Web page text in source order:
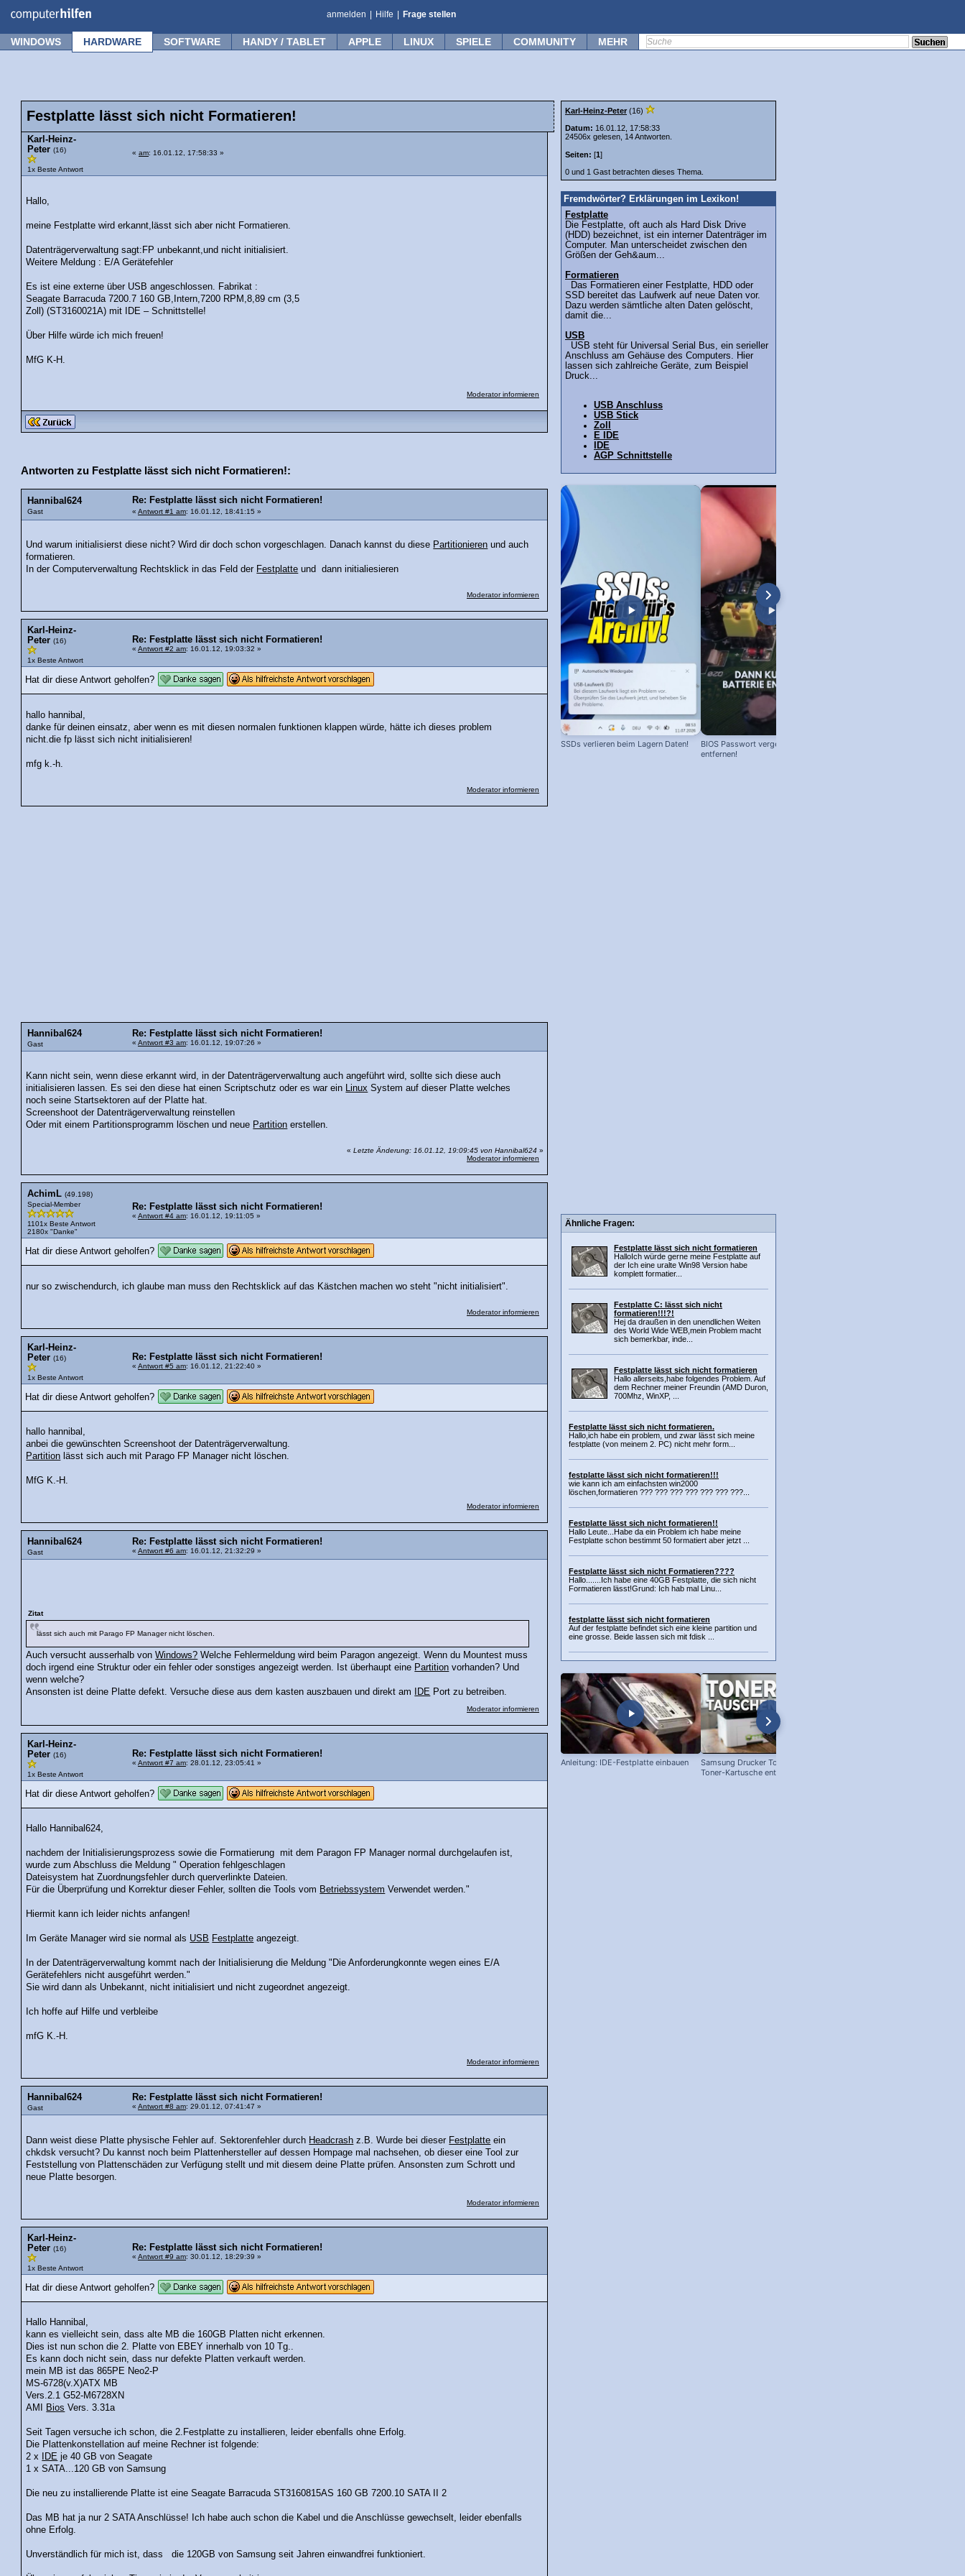
anmelden Hilfe Frage stellen
WINDOWS HARDWARE SOFTWARE HANDY / TABLET APPLE LINUX SPIELE COMMUNITY MEHR
Festplatte lässt sich nicht Formatieren!
Karl-Heinz-
Peter (16)
1x Beste Antwort
« am: 16.01.12, 17:58:33 »
Hallo,
meine Festplatte wird erkannt,lässt sich aber nicht Formatieren.
Datenträgerverwaltung sagt:FP unbekannt,und nicht initialisiert.
Weitere Meldung : E/A Gerätefehler
Es ist eine externe über USB angeschlossen. Fabrikat :
Seagate Barracuda 7200.7 160 GB,Intern,7200 RPM,8,89 cm (3,5
Zoll) (ST3160021A) mit IDE – Schnittstelle!
Über Hilfe würde ich mich freuen!
MfG K-H.
Moderator informieren
Antworten zu Festplatte lässt sich nicht Formatieren!:
Hannibal624
Gast
Re: Festplatte lässt sich nicht Formatieren!
« Antwort #1 am: 16.01.12, 18:41:15 »
Und warum initialisierst diese nicht? Wird dir doch schon vorgeschlagen. Danach kannst du diese Partitionieren und auch
formatieren.
In der Computerverwaltung Rechtsklick in das Feld der Festplatte und dann initialiesieren
Moderator informieren
Karl-Heinz-
Peter (16)
1x Beste Antwort
Re: Festplatte lässt sich nicht Formatieren!
« Antwort #2 am: 16.01.12, 19:03:32 »
Hat dir diese Antwort geholfen?
hallo hannibal,
danke für deinen einsatz, aber wenn es mit diesen normalen funktionen klappen würde, hätte ich dieses problem
nicht.die fp lässt sich nicht initialisieren!
mfg k.-h.
Moderator informieren
Hannibal624
Gast
Re: Festplatte lässt sich nicht Formatieren!
« Antwort #3 am: 16.01.12, 19:07:26 »
Kann nicht sein, wenn diese erkannt wird, in der Datenträgerverwaltung auch angeführt wird, sollte sich diese auch
initialisieren lassen. Es sei den diese hat einen Scriptschutz oder es war ein Linux System auf dieser Platte welches
noch seine Startsektoren auf der Platte hat.
Screenshoot der Datenträgerverwaltung reinstellen
Oder mit einem Partitionsprogramm löschen und neue Partition erstellen.
« Letzte Änderung: 16.01.12, 19:09:45 von Hannibal624 »
Moderator informieren
AchimL (49.198)
Special-Member
1101x Beste Antwort
2180x "Danke"
Re: Festplatte lässt sich nicht Formatieren!
« Antwort #4 am: 16.01.12, 19:11:05 »
Hat dir diese Antwort geholfen?
nur so zwischendurch, ich glaube man muss den Rechtsklick auf das Kästchen machen wo steht "nicht initialisiert".
Moderator informieren
Karl-Heinz-
Peter (16)
1x Beste Antwort
Re: Festplatte lässt sich nicht Formatieren!
« Antwort #5 am: 16.01.12, 21:22:40 »
Hat dir diese Antwort geholfen?
hallo hannibal,
anbei die gewünschten Screenshoot der Datenträgerverwaltung.
Partition lässt sich auch mit Parago FP Manager nicht löschen.
MfG K.-H.
Moderator informieren
Hannibal624
Gast
Re: Festplatte lässt sich nicht Formatieren!
« Antwort #6 am: 16.01.12, 21:32:29 »
Zitat
lässt sich auch mit Parago FP Manager nicht löschen.
Auch versucht ausserhalb vonWindows? Welche Fehlermeldung wird beim Paragon angezeigt. Wenn du Mountest muss
doch irgend eine Struktur oder ein fehler oder sonstiges angezeigt werden. Ist überhaupt eine Partition vorhanden? Und
wenn welche?
Ansonsten ist deine Platte defekt. Versuche diese aus dem kasten auszbauen und direkt am
IDE Port zu betreiben.
Moderator informieren
Karl-Heinz-
Peter (16)
1x Beste Antwort
Re: Festplatte lässt sich nicht Formatieren!
« Antwort #7 am: 28.01.12, 23:05:41 »
Hat dir diese Antwort geholfen?
Hallo Hannibal624,
nachdem der Initialisierungsprozess sowie die Formatierung mit dem Paragon FP Manager normal durchgelaufen ist,
wurde zum Abschluss die Meldung " Operation fehlgeschlagen
Dateisystem hat Zuordnungsfehler durch querverlinkte Dateien.
Für die Überprüfung und Korrektur dieser Fehler, sollten die Tools vom Betriebssystem Verwendet werden."
Hiermit kann ich leider nichts anfangen!
Im Geräte Manager wird sie normal als USB Festplatte angezeigt.
In der Datenträgerverwaltung kommt nach der Initialisierung die Meldung "Die Anforderungkonnte wegen eines E/A
Gerätefehlers nicht ausgeführt werden."
Sie wird dann als Unbekannt, nicht initialisiert und nicht zugeordnet angezeigt.
Ich hoffe auf Hilfe und verbleibe
mfG K.-H.
Moderator informieren
Hannibal624
Gast
Re: Festplatte lässt sich nicht Formatieren!
« Antwort #8 am: 29.01.12, 07:41:47 »
Dann weist diese Platte physische Fehler auf. Sektorenfehler durch Headcrash z.B. Wurde bei dieser Festplatte ein
chkdsk versucht? Du kannst noch beim Plattenhersteller auf dessen Hompage mal nachsehen, ob dieser eine Tool zur
Feststellung von Plattenschäden zur Verfügung stellt und mit diesem deine Platte prüfen. Ansonsten zum Schrott und
neue Platte besorgen.
Moderator informieren
Karl-Heinz-
Peter (16)
1x Beste Antwort
Re: Festplatte lässt sich nicht Formatieren!
« Antwort #9 am: 30.01.12, 18:29:39 »
Hat dir diese Antwort geholfen?
Hallo Hannibal,
kann es vielleicht sein, dass alte MB die 160GB Platten nicht erkennen.
Dies ist nun schon die 2. Platte von EBEY innerhalb von 10 Tg..
Es kann doch nicht sein, dass nur defekte Platten verkauft werden.
mein MB ist das 865PE Neo2-P
MS-6728(v.X)ATX MB
Vers.2.1 G52-M6728XN
AMI
Bios Vers. 3.31a
Seit Tagen versuche ich schon, die 2.Festplatte zu installieren, leider ebenfalls ohne Erfolg.
Die Plattenkonstellation auf meine Rechner ist folgende:
2 x
IDE je 40 GB von Seagate
1 x SATA...120 GB von Samsung
Die neu zu installierende Platte ist eine Seagate Barracuda ST3160815AS 160 GB 7200.10 SATA II 2
Das MB hat ja nur 2 SATA Anschlüsse! Ich habe auch schon die Kabel und die Anschlüsse gewechselt, leider ebenfalls
ohne Erfolg.
Unverständlich für mich ist, dass die 120GB von Samsung seit Jahren einwandfrei funktioniert.
Karl-Heinz-Peter (16)
Datum: 16.01.12, 17:58:33
24506x gelesen, 14 Antworten.
Seiten: [1]
0 und 1 Gast betrachten dieses Thema.
Fremdwörter? Erklärungen im Lexikon!
Festplatte
Die Festplatte, oft auch als Hard Disk Drive
(HDD) bezeichnet, ist ein interner Datenträger im
Computer. Man unterscheidet zwischen den
Größen der Geh&aum...
Formatieren
Das Formatieren einer Festplatte, HDD oder
SSD bereitet das Laufwerk auf neue Daten vor.
Dazu werden sämtliche alten Daten gelöscht,
damit die...
USB
USB steht für Universal Serial Bus, ein serieller
Anschluss am Gehäuse des Computers. Hier
lassen sich zahlreiche Geräte, zum Beispiel
Druck...
USB Anschluss
USB Stick
Zoll
E IDE
IDE
AGP Schnittstelle
SSDs verlieren beim Lagern Daten!
BIOS Passwort vergessen! Batterie
entfernen!
Ähnliche Fragen:
Festplatte lässt sich nicht formatieren
HalloIch würde gerne meine Festplatte auf
der Ich eine uralte Win98 Version habe
komplett formatier...
Festplatte C: lässt sich nicht
formatieren!!!?!
Hej da draußen in den unendlichen Weiten
des World Wide WEB,mein Problem macht
sich bemerkbar, inde...
Festplatte lässt sich nicht formatieren
Hallo allerseits,habe folgendes Problem. Auf
dem Rechner meiner Freundin (AMD Duron,
700Mhz, WinXP, ...
Festplatte lässt sich nicht formatieren.
Hallo,ich habe ein problem, und zwar lässt sich meine
festplatte (von meinem 2. PC) nicht mehr form...
festplatte lässt sich nicht formatieren!!!
wie kann ich am einfachsten win2000
löschen,formatieren ??? ??? ??? ??? ??? ??? ???...
Festplatte lässt sich nicht formatieren!!
Hallo Leute...Habe da ein Problem ich habe meine
Festplatte schon bestimmt 50 formatiert aber jetzt ...
Festplatte lässt sich nicht Formatieren????
Hallo.......Ich habe eine 40GB Festplatte, die sich nicht
Formatieren lässt!Grund: Ich hab mal Linu...
festplatte lässt sich nicht formatieren
Auf der festplatte befindet sich eine kleine partition und
eine grosse. Beide lassen sich mit fdisk ...
Anleitung: IDE-Festplatte einbauen
Samsung Drucker Toner Wechsel!
Toner-Kartusche entfernen und